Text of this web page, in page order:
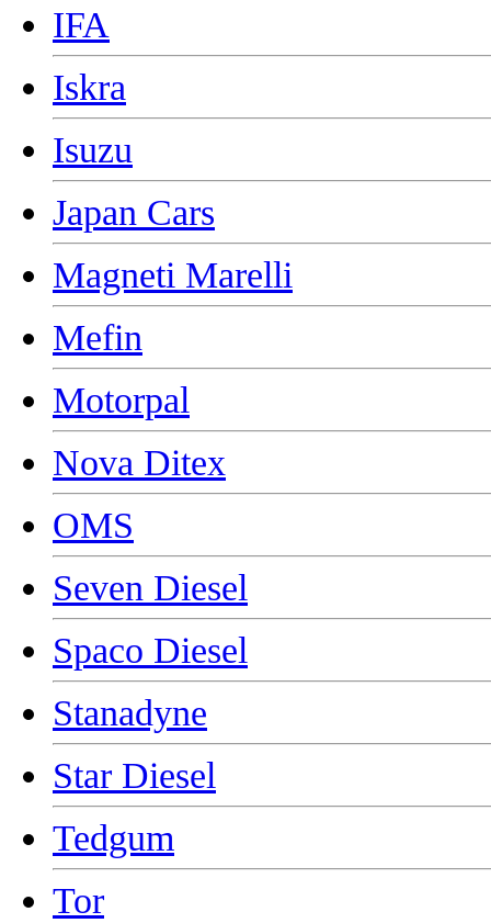
IFA
Iskra
Isuzu
Japan Cars
Magneti Marelli
Mefin
Motorpal
Nova Ditex
OMS
Seven Diesel
Spaco Diesel
Stanadyne
Star Diesel
Tedgum
Tor